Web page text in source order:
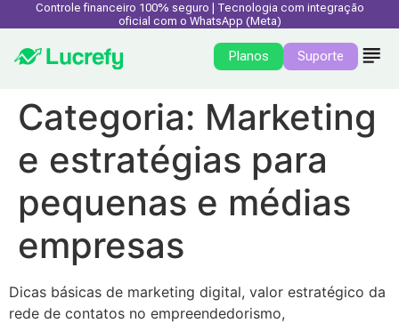
Controle financeiro 100% seguro | Tecnologia com integração
oficial com o WhatsApp (Meta)
Planos Suporte
Categoria: Marketing
e estratégias para
pequenas e médias
empresas
Dicas básicas de marketing digital, valor estratégico da
rede de contatos no empreendedorismo,